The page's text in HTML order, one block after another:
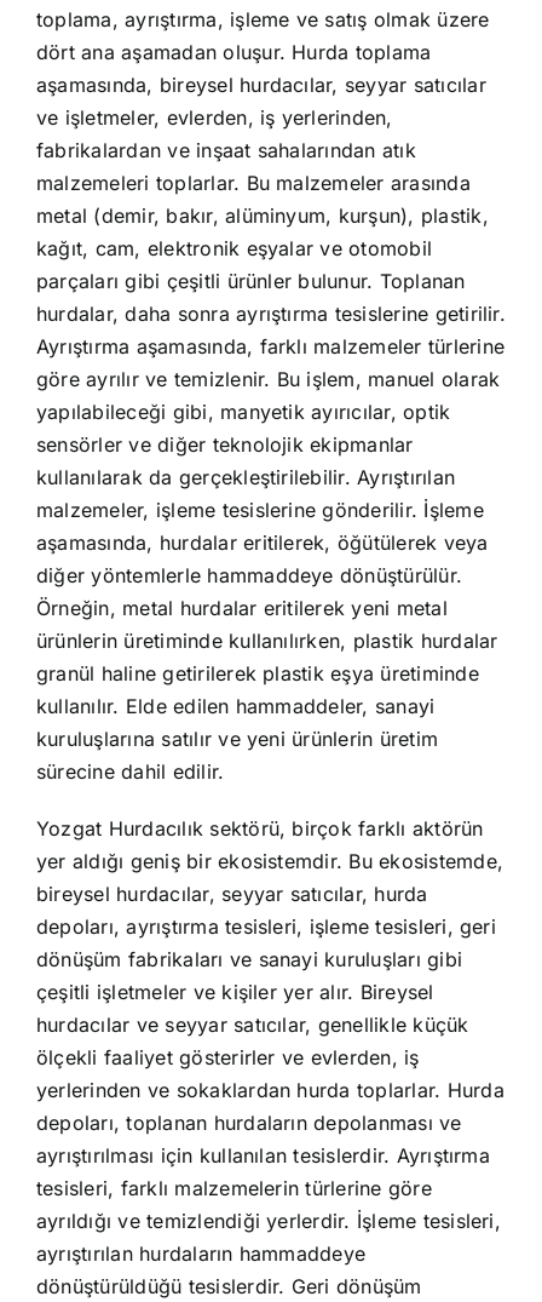
toplama, ayrıştırma, işleme ve satış olmak üzere
dört ana aşamadan oluşur. Hurda toplama
aşamasında, bireysel hurdacılar, seyyar satıcılar
ve işletmeler, evlerden, iş yerlerinden,
fabrikalardan ve inşaat sahalarından atık
malzemeleri toplarlar. Bu malzemeler arasında
metal (demir, bakır, alüminyum, kurşun), plastik,
kağıt, cam, elektronik eşyalar ve otomobil
parçaları gibi çeşitli ürünler bulunur. Toplanan
hurdalar, daha sonra ayrıştırma tesislerine getirilir.
Ayrıştırma aşamasında, farklı malzemeler türlerine
göre ayrılır ve temizlenir. Bu işlem, manuel olarak
yapılabileceği gibi, manyetik ayırıcılar, optik
sensörler ve diğer teknolojik ekipmanlar
kullanılarak da gerçekleştirilebilir. Ayrıştırılan
malzemeler, işleme tesislerine gönderilir. İşleme
aşamasında, hurdalar eritilerek, öğütülerek veya
diğer yöntemlerle hammaddeye dönüştürülür.
Örneğin, metal hurdalar eritilerek yeni metal
ürünlerin üretiminde kullanılırken, plastik hurdalar
granül haline getirilerek plastik eşya üretiminde
kullanılır. Elde edilen hammaddeler, sanayi
kuruluşlarına satılır ve yeni ürünlerin üretim
sürecine dahil edilir.
Yozgat Hurdacılık sektörü, birçok farklı aktörün
yer aldığı geniş bir ekosistemdir. Bu ekosistemde,
bireysel hurdacılar, seyyar satıcılar, hurda
depoları, ayrıştırma tesisleri, işleme tesisleri, geri
dönüşüm fabrikaları ve sanayi kuruluşları gibi
çeşitli işletmeler ve kişiler yer alır. Bireysel
hurdacılar ve seyyar satıcılar, genellikle küçük
ölçekli faaliyet gösterirler ve evlerden, iş
yerlerinden ve sokaklardan hurda toplarlar. Hurda
depoları, toplanan hurdaların depolanması ve
ayrıştırılması için kullanılan tesislerdir. Ayrıştırma
tesisleri, farklı malzemelerin türlerine göre
ayrıldığı ve temizlendiği yerlerdir. İşleme tesisleri,
ayrıştırılan hurdaların hammaddeye
dönüştürüldüğü tesislerdir. Geri dönüşüm